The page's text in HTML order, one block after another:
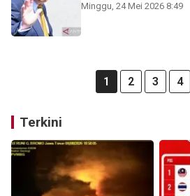
Minggu, 24 Mei 2026 8:49
1 2 3 4
Terkini